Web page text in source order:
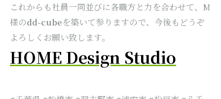
これからも社員一同並びに各職方と力を合わせて、 M
様のdd-cubeを築いて参りますので、今後もどうぞ
よろしくお願い致します。
HOME Design Studio